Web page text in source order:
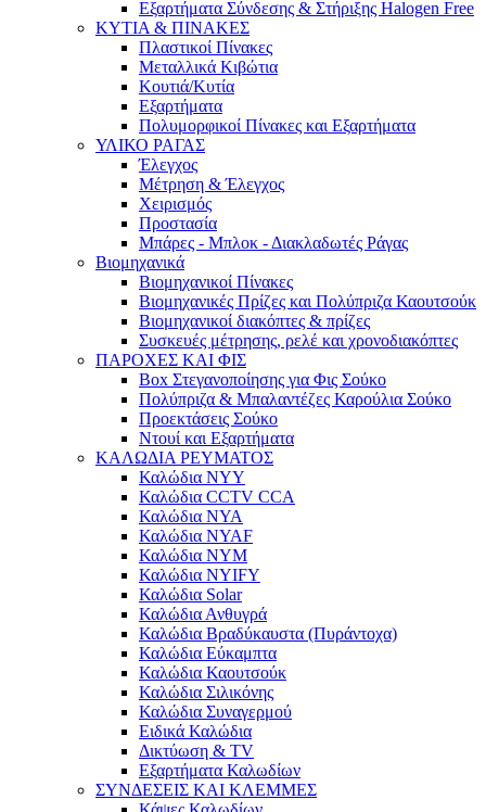
Εξαρτήματα Σύνδεσης & Στήριξης Halogen Free
ΚΥΤΙΑ & ΠΙΝΑΚΕΣ
Πλαστικοί Πίνακες
Μεταλλικά Κιβώτια
Κουτιά/Κυτία
Εξαρτήματα
Πολυμορφικοί Πίνακες και Εξαρτήματα
ΥΛΙΚΟ ΡΑΓΑΣ
Έλεγχος
Μέτρηση & Έλεγχος
Χειρισμός
Προστασία
Μπάρες - Μπλοκ - Διακλαδωτές Ράγας
Βιομηχανικά
Βιομηχανικοί Πίνακες
Βιομηχανικές Πρίζες και Πολύπριζα Καουτσούκ
Βιομηχανικοί διακόπτες & πρίζες
Συσκευές μέτρησης, ρελέ και χρονοδιακόπτες
ΠΑΡΟΧΕΣ ΚΑΙ ΦΙΣ
Box Στεγανοποίησης για Φις Σούκο
Πολύπριζα & Μπαλαντέζες Καρούλια Σούκο
Προεκτάσεις Σούκο
Ντουί και Εξαρτήματα
ΚΑΛΩΔΙΑ ΡΕΥΜΑΤΟΣ
Καλώδια NYY
Καλώδια CCTV CCA
Καλώδια NYA
Καλώδια NYAF
Καλώδια NYM
Καλώδια NYIFY
Καλώδια Solar
Καλώδια Ανθυγρά
Καλώδια Βραδύκαυστα (Πυράντοχα)
Καλώδια Εύκαμπτα
Καλώδια Καουτσούκ
Καλώδια Σιλικόνης
Καλώδια Συναγερμού
Ειδικά Καλώδια
Δικτύωση & TV
Εξαρτήματα Καλωδίων
ΣΥΝΔΕΣΕΙΣ ΚΑΙ ΚΛΕΜΜΕΣ